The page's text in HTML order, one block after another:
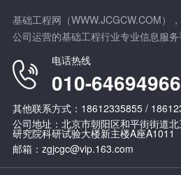
基础工程网（WWW.JCGCW.COM）
公司运营的基础工程行业专业信息服务
电话热线
010-64694966
其他联系方式：18612335855 /
公司地址：北京市朝阳区和平街街道
研究院科研试验大楼新主楼A座A1011
邮箱：zgjcgc@vip.163.com